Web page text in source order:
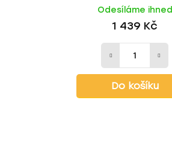
Odesíláme ihned
1 439 Kč
Do košíku